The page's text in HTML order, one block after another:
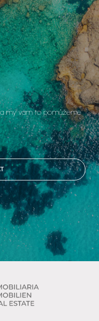
my vám to pomůžeme